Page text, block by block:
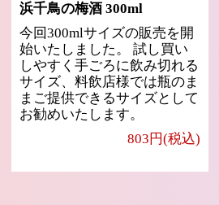
浜千鳥の梅酒 300ml
今回300mlサイズの販売を開
始いたしました。 試し買い
しやすく手ごろに飲み切れる
サイズ、料飲店様では瓶のま
まご提供できるサイズとして
お勧めいたします。
803円(税込)